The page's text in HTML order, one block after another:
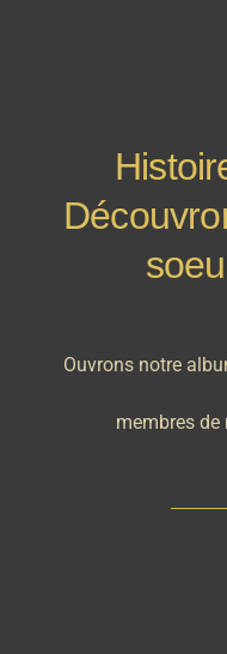
Ouvrons notre
membres